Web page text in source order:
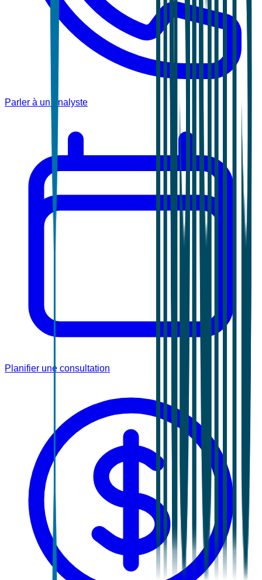
Parler à un analyste
Planifier une consultation